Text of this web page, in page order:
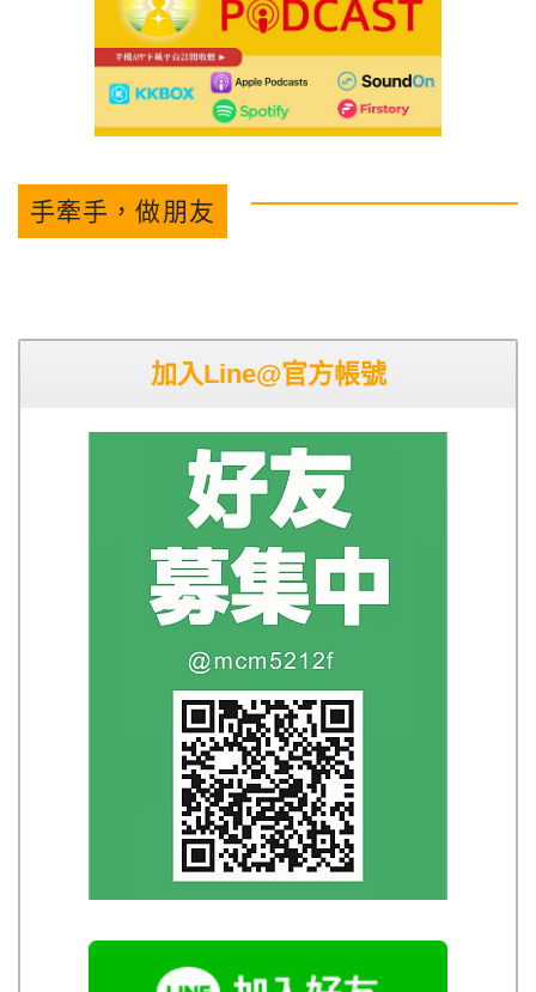
手牽手，做朋友
加入Line@官方帳號